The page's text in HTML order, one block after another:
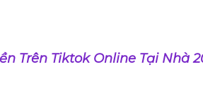
Trên Tiktok Online Tại Nhà